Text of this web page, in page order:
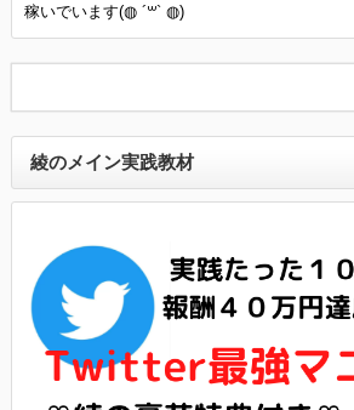
稼いでいます(◍ ´꒳` ◍)
綾のメイン実践教材